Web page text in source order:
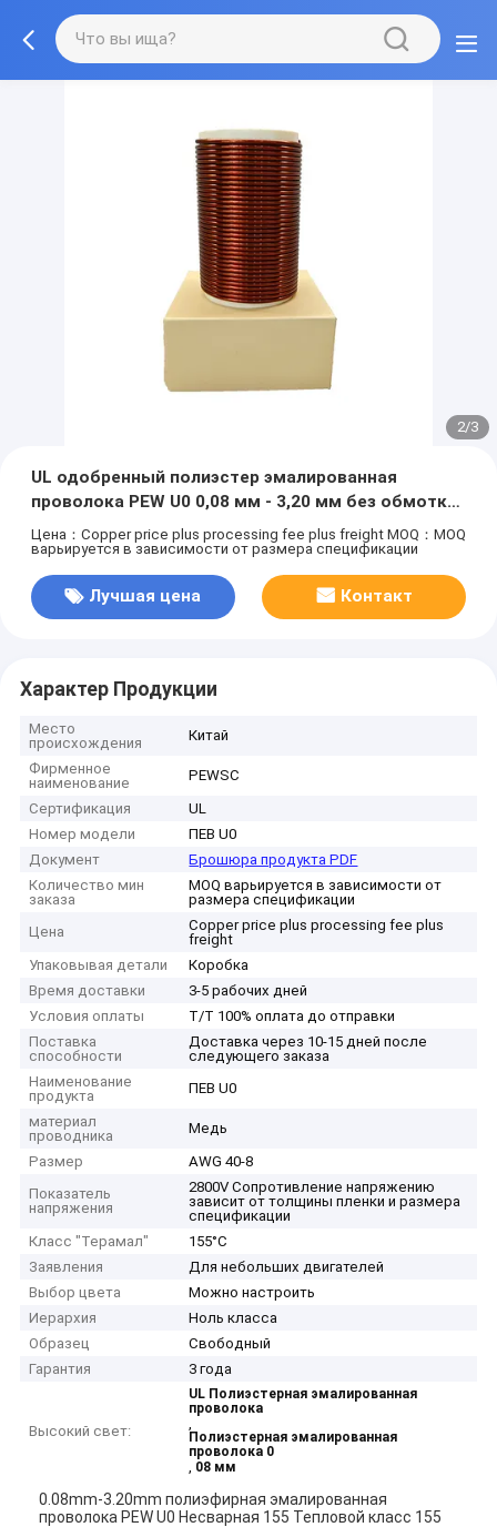
2/3
UL одобренный полиэстер эмалированная
проволока PEW U0 0,08 мм - 3,20 мм без обмотки
слоя
Цена：Copper price plus processing fee plus freight MOQ：MOQ
варьируется в зависимости от размера спецификации
Лучшая цена Контакт
Характер Продукции
Место
происхождения
Китай
Фирменное
наименование
PEWSC
Сертификация
UL
Номер модели
ПЕВ U0
Документ
Брошюра продукта PDF
Количество мин
заказа
MOQ варьируется в зависимости от
размера спецификации
Цена
Copper price plus processing fee plus
freight
Упаковывая детали
Коробка
Время доставки
3-5 рабочих дней
Условия оплаты
T/T 100% оплата до отправки
Поставка
способности
Доставка через 10-15 дней после
следующего заказа
Наименование
продукта
ПЕВ U0
материал
проводника
Медь
Размер
AWG 40-8
Показатель
напряжения
2800V Сопротивление напряжению
зависит от толщины пленки и размера
спецификации
Класс "Терамал"
155°C
Заявления
Для небольших двигателей
Выбор цвета
Можно настроить
Иерархия
Ноль класса
Образец
Свободный
Гарантия
3 года
Высокий свет:
UL Полиэстерная эмалированная
проволока
,
Полиэстерная эмалированная
проволока 0
, 08 мм
0.08mm-3.20mm полиэфирная эмалированная
проволока PEW U0 Несварная 155 Тепловой класс 155